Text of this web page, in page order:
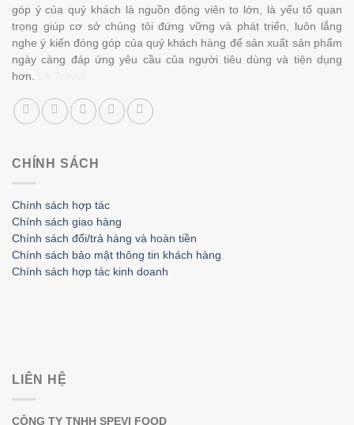
góp ý của quý khách là nguồn động viên to lớn, là yếu tố quan
trọng giúp cơ sở chúng tôi đứng vững và phát triển, luôn lắng
nghe ý kiến đóng góp của quý khách hàng để sản xuất sản phẩm
ngày càng đáp ứng yêu cầu của người tiêu dùng và tiện dụng
hơn.
CHÍNH SÁCH
Chính sách hợp tác
Chính sách giao hàng
Chính sách đổi/trả hàng và hoàn tiền
Chính sách bảo mật thông tin khách hàng
Chính sách hợp tác kinh doanh
LIÊN HỆ
CÔNG TY TNHH SPEVI FOOD